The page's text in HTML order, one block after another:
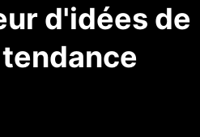
d'idées de